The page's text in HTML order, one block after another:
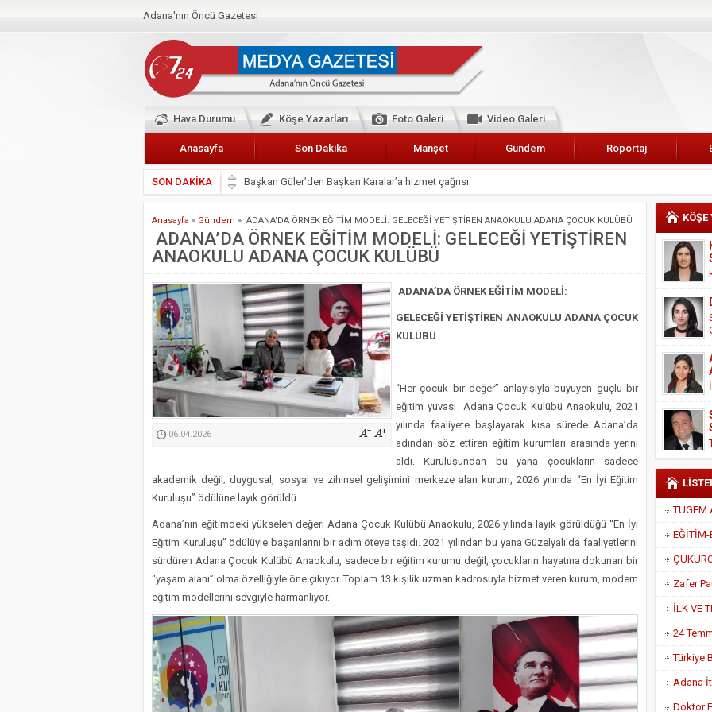
Adana'nın Öncü Gazetesi
Hava Durumu Köşe Yazarları Foto Galeri Video Galeri
Anasayfa Son Dakika Manşet Gündem Röportaj
SON DAKİKA
Başkan Güler’den Başkan Karalar’a hizmet çağrısı
Lokantacılar ve Kebapçılar Esnaf Odası Başkanı Şefik Arslan
Hak-İş Abdurrahman Yücel
HDP İL BİNASININ ÖNÜNDE ANNELER TARİH YAZIYORLAR
CEYHAN TİCARET ODASI
Hainler emellerine asla erişemeyecekler
BÖLGEMİZ ÇUKUROVA’DA 2019 YILI PAMUK HASADINA BAŞLANDI
İyi Parti Yüreğir İlçe Başkanı Enis Akyürek
Kimyasallardan Koruma Derneği Başkanı Cennet Çelik
Anasayfa » Gündem » ADANA’DA ÖRNEK EĞİTİM MODELİ: GELECEĞİ YETİŞTİREN ANAOKULU ADANA ÇOCUK KULÜBÜ
ADANA’DA ÖRNEK EĞİTİM MODELİ: GELECEĞİ YETİŞTİREN
ANAOKULU ADANA ÇOCUK KULÜBÜ
06.04.2026
ADANA’DA ÖRNEK EĞİTİM MODELİ:
GELECEĞİ YETİŞTİREN ANAOKULU ADANA ÇOCUK
KULÜBÜ
“Her çocuk bir değer” anlayışıyla büyüyen güçlü bir
eğitim yuvası Adana Çocuk Kulübü Anaokulu, 2021
yılında faaliyete başlayarak kısa sürede Adana’da
adından söz ettiren eğitim kurumları arasında yerini
aldı. Kuruluşundan bu yana çocukların sadece
akademik değil; duygusal, sosyal ve zihinsel gelişimini merkeze alan kurum, 2026 yılında “En İyi Eğitim
Kuruluşu” ödülüne layık görüldü.
Adana’nın eğitimdeki yükselen değeri Adana Çocuk Kulübü Anaokulu, 2026 yılında layık görüldüğü “En İyi
Eğitim Kuruluşu” ödülüyle başarılarını bir adım öteye taşıdı. 2021 yılından bu yana Güzelyalı’da faaliyetlerini
sürdüren Adana Çocuk Kulübü Anaokulu, sadece bir eğitim kurumu değil, çocukların hayatına dokunan bir
“yaşam alanı” olma özelliğiyle öne çıkıyor. Toplam 13 kişilik uzman kadrosuyla hizmet veren kurum, modern
eğitim modellerini sevgiyle harmanlıyor.
Adana